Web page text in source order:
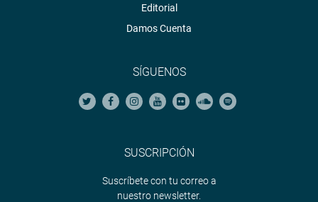
Editorial
Damos Cuenta
SÍGUENOS
SUSCRIPCIÓN
Suscríbete con tu correo a
nuestro newsletter.